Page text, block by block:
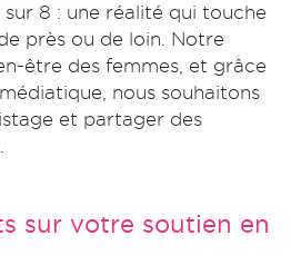
sur 8 : une réalité qui touche
près ou de loin. Notre
être des femmes, et grâce
nous souhaitons
et partager des
sur votre soutien en